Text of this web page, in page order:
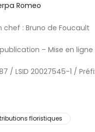
Romeo
chef : Bruno de Foucault
– Mise en ligne
/ LSID 20027545-1 /
floristiques